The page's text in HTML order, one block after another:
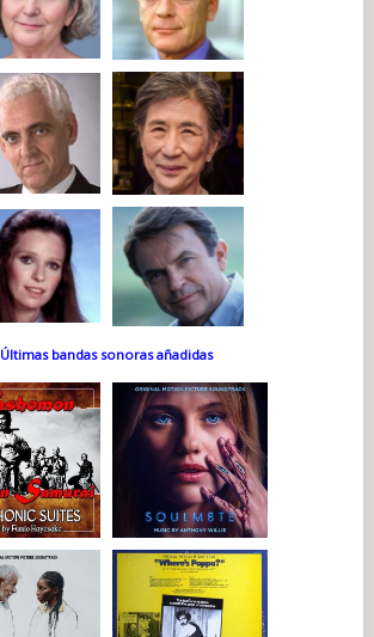
Últimas bandas sonoras añadidas